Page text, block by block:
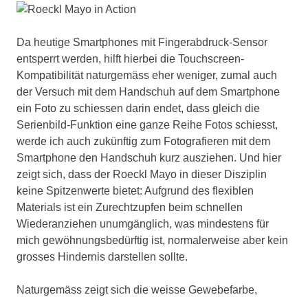
Da heutige Smartphones mit Fingerabdruck-Sensor
entsperrt werden, hilft hierbei die Touchscreen-
Kompatibilität naturgemäss eher weniger, zumal auch
der Versuch mit dem Handschuh auf dem Smartphone
ein Foto zu schiessen darin endet, dass gleich die
Serienbild-Funktion eine ganze Reihe Fotos schiesst,
werde ich auch zukünftig zum Fotografieren mit dem
Smartphone den Handschuh kurz ausziehen. Und hier
zeigt sich, dass der Roeckl Mayo in dieser Disziplin
keine Spitzenwerte bietet: Aufgrund des flexiblen
Materials ist ein Zurechtzupfen beim schnellen
Wiederanziehen unumgänglich, was mindestens für
mich gewöhnungsbedürftig ist, normalerweise aber kein
grosses Hindernis darstellen sollte.
Naturgemäss zeigt sich die weisse Gewebefarbe,